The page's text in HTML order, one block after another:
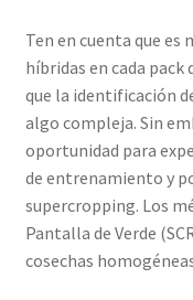
Ten en cuenta que es
híbridas en cada pack
que la identificación
algo compleja. Sin
oportunidad para
de entrenamiento y
supercropping. Los
Pantalla de Verde
cosechas